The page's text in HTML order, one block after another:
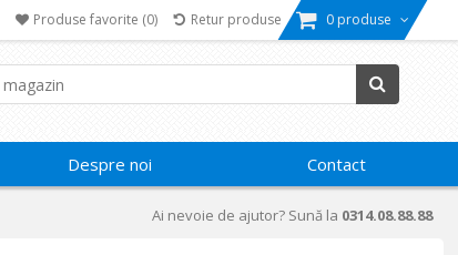
Produse favorite (0) Retur produse 0 produse
Despre noi Contact
Ai nevoie de ajutor? Sună la 0314.08.88.88